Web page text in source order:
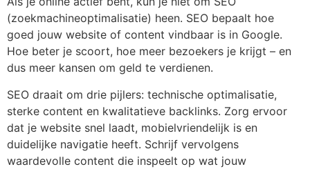
(zoekmachineoptimalisatie) heen. SEO bepaalt hoe
goed jouw website of content vindbaar is in Google.
Hoe beter je scoort, hoe meer bezoekers je krijgt – en
dus meer kansen om geld te verdienen.
SEO draait om drie pijlers: technische optimalisatie,
sterke content en kwalitatieve backlinks. Zorg ervoor
dat je website snel laadt, mobielvriendelijk is en
duidelijke navigatie heeft. Schrijf vervolgens
waardevolle content die inspeelt op wat jouw